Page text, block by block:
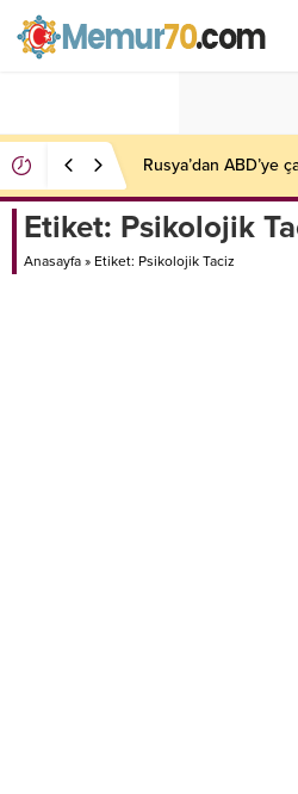
Rusya’dan ABD’ye
Etiket: Psikolojik
Anasayfa » Etiket: Psikolojik Taciz